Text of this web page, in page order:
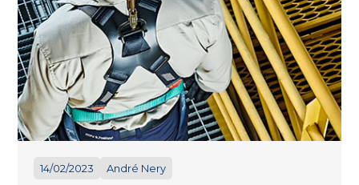
14/02/2023 André Nery